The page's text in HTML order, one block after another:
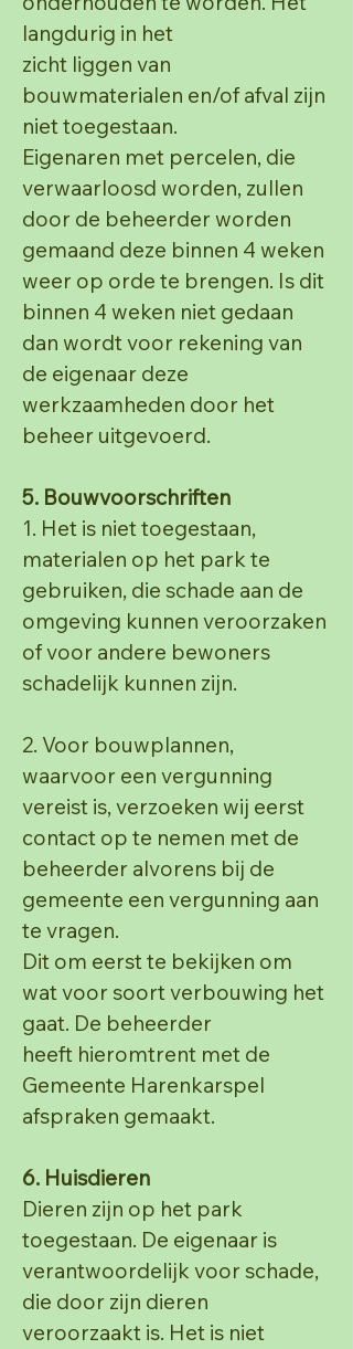
langdurig in het
zicht liggen van
bouwmaterialen en/of afval zijn
niet toegestaan.
Eigenaren met percelen, die
verwaarloosd worden, zullen
door de beheerder worden
gemaand deze binnen 4 weken
weer op orde te brengen. Is dit
binnen 4 weken niet gedaan
dan wordt voor rekening van
de eigenaar deze
werkzaamheden door het
beheer uitgevoerd.
5. Bouwvoorschriften
1. Het is niet toegestaan,
materialen op het park te
gebruiken, die schade aan de
omgeving kunnen veroorzaken
of voor andere bewoners
schadelijk kunnen zijn.
2. Voor bouwplannen,
waarvoor een vergunning
vereist is, verzoeken wij eerst
contact op te nemen met de
beheerder alvorens bij de
gemeente een vergunning aan
te vragen.
Dit om eerst te bekijken om
wat voor soort verbouwing het
gaat. De beheerder
heeft hieromtrent met de
Gemeente Harenkarspel
afspraken gemaakt.
6. Huisdieren
Dieren zijn op het park
toegestaan. De eigenaar is
verantwoordelijk voor schade,
die door zijn dieren
veroorzaakt is. Het is niet